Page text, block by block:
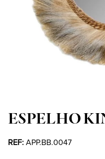
ESPELHO
REF: APP.BB.0047